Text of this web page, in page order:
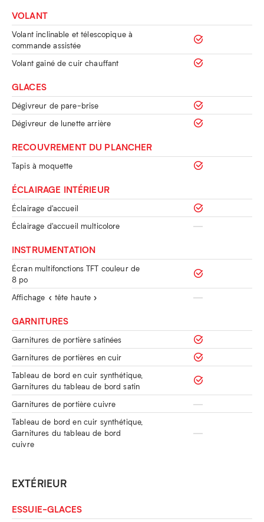
VOLANT
Volant inclinable et télescopique à
commande assistée
Volant gainé de cuir chauffant
GLACES
Dégivreur de pare-brise
Dégivreur de lunette arrière
RECOUVREMENT DU PLANCHER
Tapis à moquette
ÉCLAIRAGE INTÉRIEUR
Éclairage d'accueil
Éclairage d'accueil multicolore
INSTRUMENTATION
Écran multifonctions TFT couleur de
8 po
Affichage « tête haute »
GARNITURES
Garnitures de portière satinées
Garnitures de portières en cuir
Tableau de bord en cuir synthétique,
Garnitures du tableau de bord satin
Garnitures de portière cuivre
Tableau de bord en cuir synthétique,
Garnitures du tableau de bord
cuivre
EXTÉRIEUR
ESSUIE-GLACES